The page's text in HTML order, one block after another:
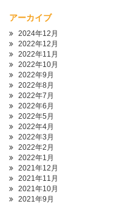
アーカイブ
2024年12月
2022年12月
2022年11月
2022年10月
2022年9月
2022年8月
2022年7月
2022年6月
2022年5月
2022年4月
2022年3月
2022年2月
2022年1月
2021年12月
2021年11月
2021年10月
2021年9月